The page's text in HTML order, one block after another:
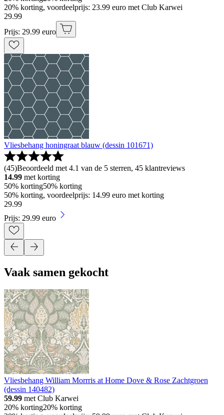
20% korting, voordeelprijs: 23.99 euro met Club Karwei
29.99
Prijs: 29.99 euro
Vliesbehang honingraat blauw (dessin 101671)
(45)Beoordeeld met 4.1 van de 5 sterren, 45 klantreviews
14.99 met korting
50% korting50% korting
50% korting, voordeelprijs: 14.99 euro met korting
29.99
Prijs: 29.99 euro
Vaak samen gekocht
Vliesbehang William Morrris at Home Dove & Rose Zachtgroen
(dessin 140482)
59.99 met Club Karwei
20% korting20% korting